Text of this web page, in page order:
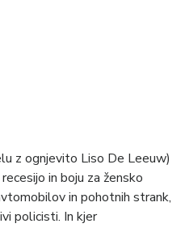
z ognjevito Liso De Leeuw)
in boju za žensko
in pohotnih strank,
policisti. In kjer